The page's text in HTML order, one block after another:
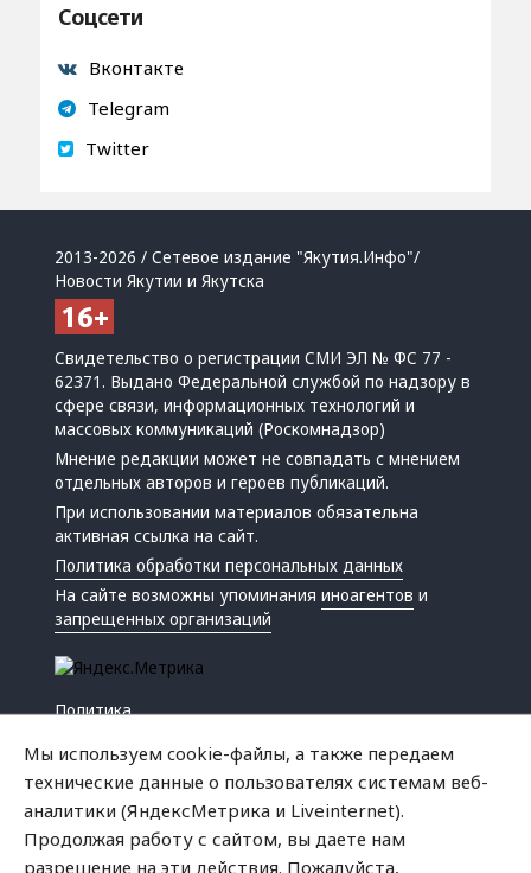
Соцсети
Вконтакте
Telegram
Twitter
2013-2026 / Сетевое издание "Якутия.Инфо"/
Новости Якутии и Якутска
Свидетельство о регистрации СМИ ЭЛ № ФС 77 -
62371. Выдано Федеральной службой по надзору в
сфере связи, информационных технологий и
массовых коммуникаций (Роскомнадзор)
Мнение редакции может не совпадать с мнением
отдельных авторов и героев публикаций.
При использовании материалов обязательна
активная ссылка на сайт.
Политика обработки персональных данных
На сайте возможны упоминанияиноагентов и
запрещенных организаций
Политика
Мы используем cookie-файлы, а также передаем
технические данные о пользователях системам веб-
аналитики (ЯндексМетрика и Liveinternet).
Продолжая работу с сайтом, вы даете нам
разрешение на эти действия. Пожалуйста,